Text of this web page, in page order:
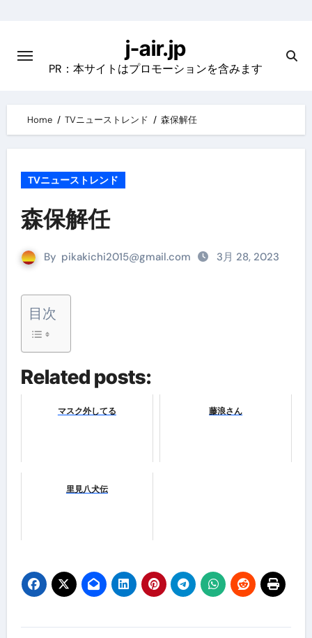
content
j-air.jp
PR：本サイトはプロモーションを含みます
Home TVニューストレンド 森保解任
TVニューストレンド
森保解任
By pikakichi2015@gmail.com 3月 28, 2023
目次
Related posts:
マスク外してる 藤浪さん
里見八犬伝